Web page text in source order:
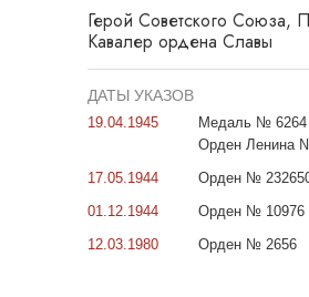
Герой Советского Союза,
Кавалер ордена Славы
ДАТЫ УКАЗОВ
19.04.1945
Медаль № 6264
Орден Ленина
17.05.1944
Орден №
01.12.1944
Орден № 10976
12.03.1980
Орден № 2656